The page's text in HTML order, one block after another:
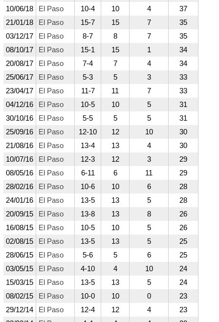
10/06/18
El Paso 10-4 10 4
37
21/01/18
El Paso 15-7 15 7
35
03/12/17
El Paso 8-7 8 7
35
08/10/17
El Paso 15-1 15 1
34
20/08/17
El Paso 7-4 7 4
34
25/06/17
El Paso 5-3 5 3
33
23/04/17
El Paso 11-7 11 7
33
04/12/16
El Paso 10-5 10 5
31
30/10/16
El Paso 5-5 5 5
31
25/09/16
El Paso 12-10 12 10
30
21/08/16
El Paso 13-4 13 4
30
10/07/16
El Paso 12-3 12 3
29
08/05/16
El Paso 6-11 6 11
29
28/02/16
El Paso 10-6 10 6
28
24/01/16
El Paso 13-5 13 5
28
20/09/15
El Paso 13-8 13 8
26
16/08/15
El Paso 10-5 10 5
26
02/08/15
El Paso 13-5 13 5
25
28/06/15
El Paso 5-6 5 6
25
03/05/15
El Paso 4-10 4 10
24
15/03/15
El Paso 13-5 13 5
24
08/02/15
El Paso 10-0 10 0
23
29/12/14
El Paso 12-4 12 4
23